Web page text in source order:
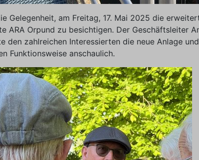
Gelegenheit, am Freitag, 17. Mai 2025 die
ARA Orpund zu besichtigen. Der Geschäftsleiter
den zahlreichen Interessierten die neue Anlage und
Funktionsweise anschaulich.